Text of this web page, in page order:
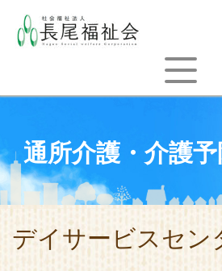
通所介護・介護
デイサービスセン